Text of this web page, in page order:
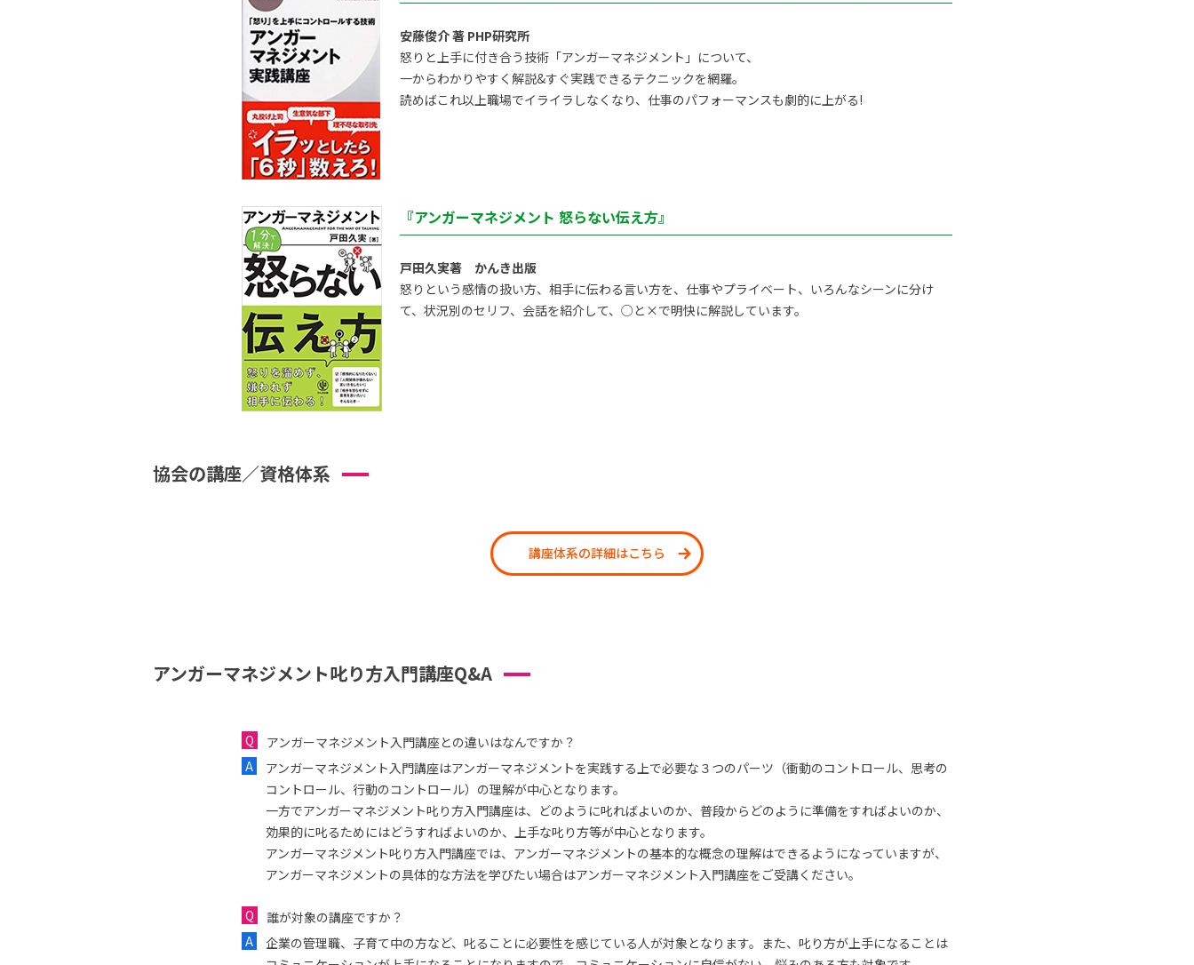
安藤俊介 著 PHP研究所
怒りと上手に付き合う技術「アンガーマネジメント」について、
一からわかりやすく解説&すぐ実践できるテクニックを網羅。
読めばこれ以上職場でイライラしなくなり、仕事のパフォーマンスも劇的に上がる!
『アンガーマネジメント 怒らない伝え方』
戸田久実著 かんき出版
怒りという感情の扱い方、相手に伝わる言い方を、仕事やプライベート、いろんなシーンに分け
て、状況別のセリフ、会話を紹介して、○と×で明快に解説しています。
協会の講座／資格体系
講座体系の詳細はこちら
アンガーマネジメント叱り方入門講座Q&A
アンガーマネジメント入門講座との違いはなんですか？
アンガーマネジメント入門講座はアンガーマネジメントを実践する上で必要な３つのパーツ（衝動のコントロール、思考の
コントロール、行動のコントロール）の理解が中心となります。
一方でアンガーマネジメント叱り方入門講座は、どのように叱ればよいのか、普段からどのように準備をすればよいのか、
効果的に叱るためにはどうすればよいのか、上手な叱り方等が中心となります。
アンガーマネジメント叱り方入門講座では、アンガーマネジメントの基本的な概念の理解はできるようになっていますが、
アンガーマネジメントの具体的な方法を学びたい場合はアンガーマネジメント入門講座をご受講ください。
誰が対象の講座ですか？
企業の管理職、子育て中の方など、叱ることに必要性を感じている人が対象となります。また、叱り方が上手になることは